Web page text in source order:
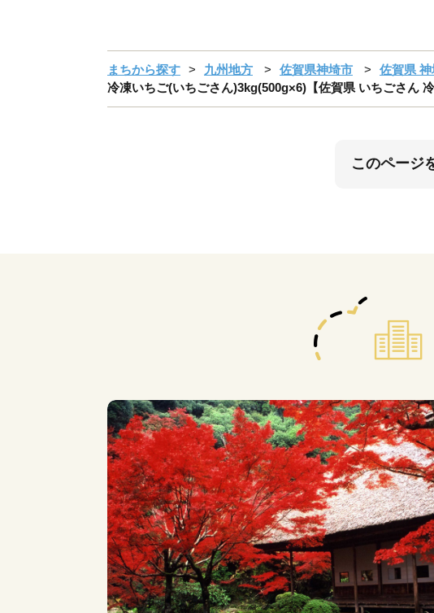
まちから探す 九州地方 佐賀県神埼市
佐賀県
冷凍いちご(いちごさん)3kg(500g×6)【佐賀県 いちごさん
このページ